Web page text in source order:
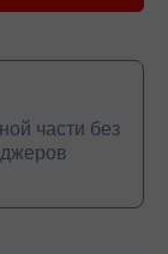
части без